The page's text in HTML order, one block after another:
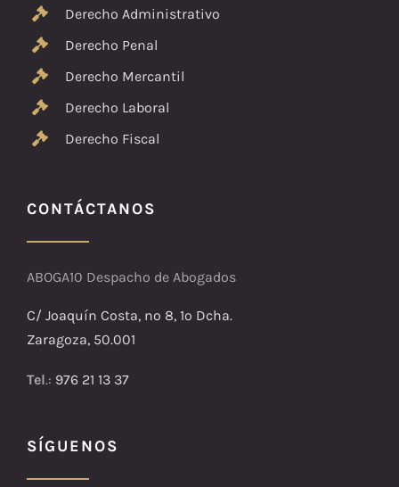
Derecho Administrativo
Derecho Penal
Derecho Mercantil
Derecho Laboral
Derecho Fiscal
CONTÁCTANOS
ABOGA10 Despacho de Abogados
C/ Joaquín Costa, nº 8, 1º Dcha.
Zaragoza, 50.001
Tel.: 976 21 13 37
SÍGUENOS